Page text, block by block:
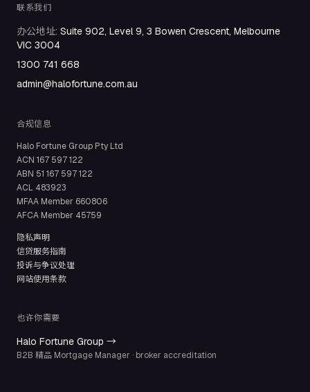
联系我们
办公地址: Suite 902, Level 9, 3 Bowen Crescent, Melbourne
VIC 3004
1300 741 668
admin@halofortune.com.au
合规信息
Halo Fortune Group Pty Ltd
ACN 167 597 122
ABN 51 167 597 122
ACL 483923
MFAA Member 660806
AFCA Member 45759
隐私声明
信贷服务指南
投诉与争议处理
网站使用条款
也许你需要
Halo Fortune Group →
B2B 精品 Mortgage Manager · broker accreditation